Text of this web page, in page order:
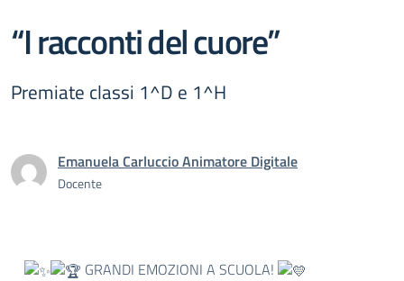
“I racconti del cuore”
Premiate classi 1^D e 1^H
Emanuela Carluccio Animatore Digitale
Docente
GRANDI EMOZIONI A SCUOLA!